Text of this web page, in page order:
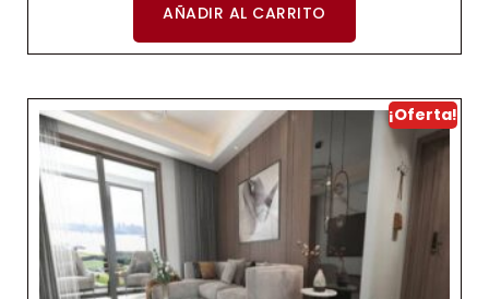
AÑADIR AL CARRITO
¡Oferta!